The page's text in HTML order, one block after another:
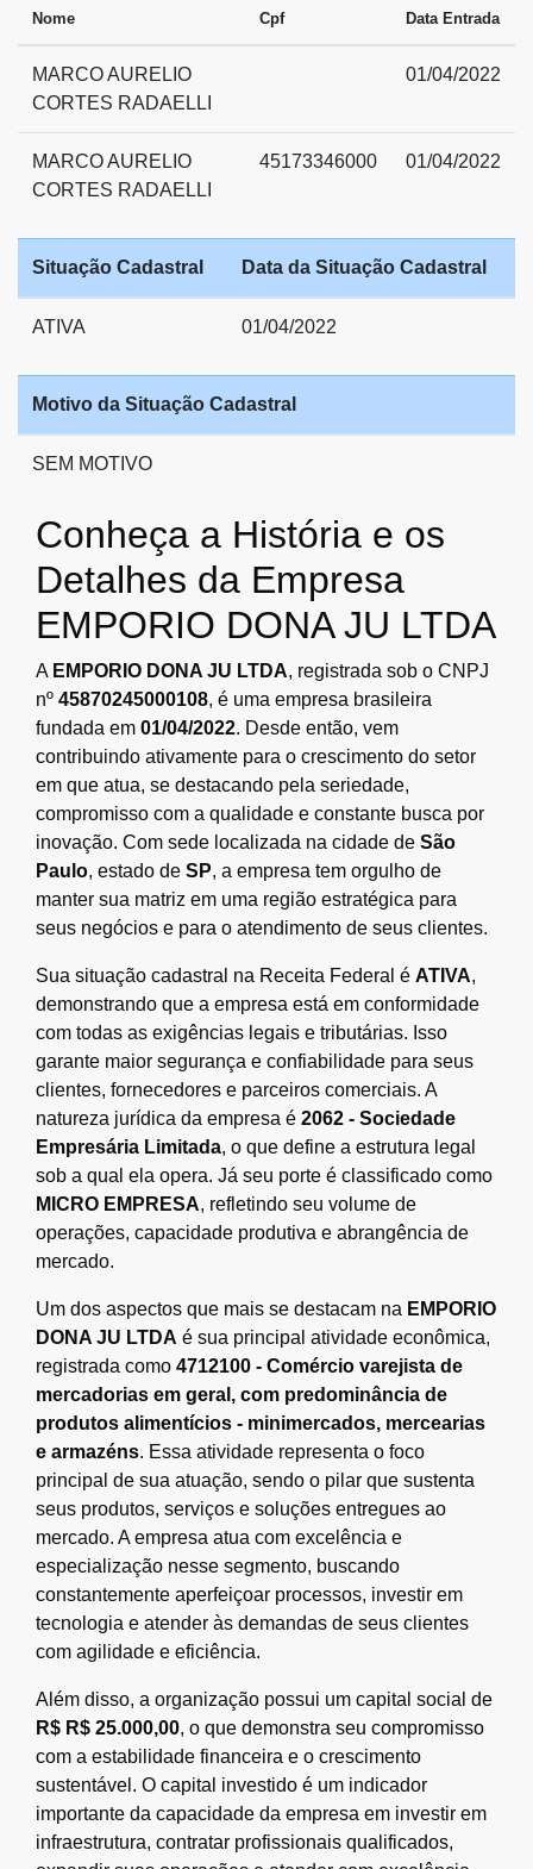
Nome Cpf Data Entrada
MARCO AURELIO
CORTES RADAELLI
01/04/2022
MARCO AURELIO
CORTES RADAELLI
45173346000 01/04/2022
Situação Cadastral Data da Situação Cadastral
ATIVA 01/04/2022
Motivo da Situação Cadastral
SEM MOTIVO
Conheça a História e os
Detalhes da Empresa
EMPORIO DONA JU LTDA
A EMPORIO DONA JU LTDA, registrada sob o CNPJ
nº 45870245000108, é uma empresa brasileira
fundada em 01/04/2022. Desde então, vem
contribuindo ativamente para o crescimento do setor
em que atua, se destacando pela seriedade,
compromisso com a qualidade e constante busca por
inovação. Com sede localizada na cidade de São
Paulo, estado de SP, a empresa tem orgulho de
manter sua matriz em uma região estratégica para
seus negócios e para o atendimento de seus clientes.
Sua situação cadastral na Receita Federal é ATIVA,
demonstrando que a empresa está em conformidade
com todas as exigências legais e tributárias. Isso
garante maior segurança e confiabilidade para seus
clientes, fornecedores e parceiros comerciais. A
natureza jurídica da empresa é 2062 - Sociedade
Empresária Limitada, o que define a estrutura legal
sob a qual ela opera. Já seu porte é classificado como
MICRO EMPRESA, refletindo seu volume de
operações, capacidade produtiva e abrangência de
mercado.
Um dos aspectos que mais se destacam na EMPORIO
DONA JU LTDA é sua principal atividade econômica,
registrada como 4712100 - Comércio varejista de
mercadorias em geral, com predominância de
produtos alimentícios - minimercados, mercearias
e armazéns. Essa atividade representa o foco
principal de sua atuação, sendo o pilar que sustenta
seus produtos, serviços e soluções entregues ao
mercado. A empresa atua com excelência e
especialização nesse segmento, buscando
constantemente aperfeiçoar processos, investir em
tecnologia e atender às demandas de seus clientes
com agilidade e eficiência.
Além disso, a organização possui um capital social de
R$ R$ 25.000,00, o que demonstra seu compromisso
com a estabilidade financeira e o crescimento
sustentável. O capital investido é um indicador
importante da capacidade da empresa em investir em
infraestrutura, contratar profissionais qualificados,